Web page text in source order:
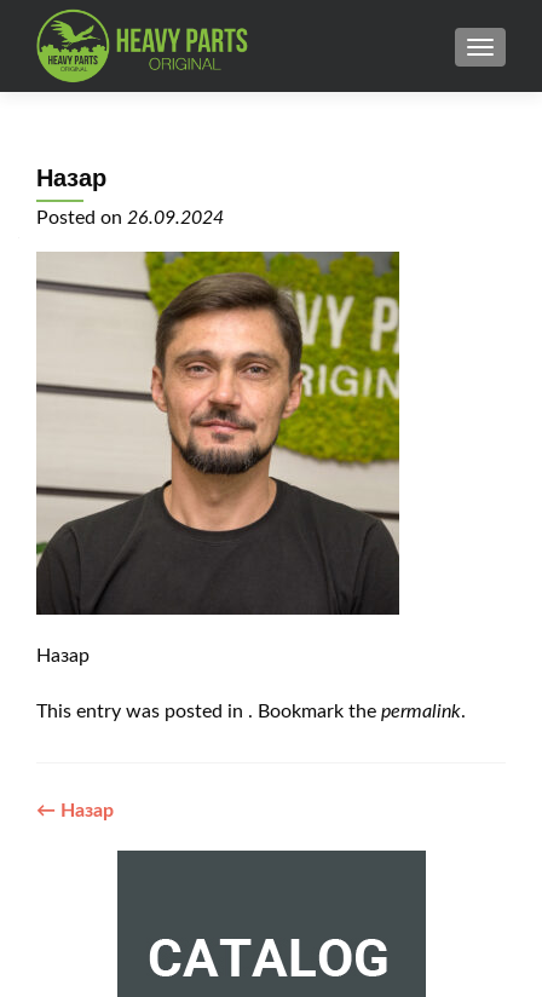
MENU
Назар
Posted on 26.09.2024
Назар
This entry was posted in . Bookmark the permalink.
Post
navigation
← Назар